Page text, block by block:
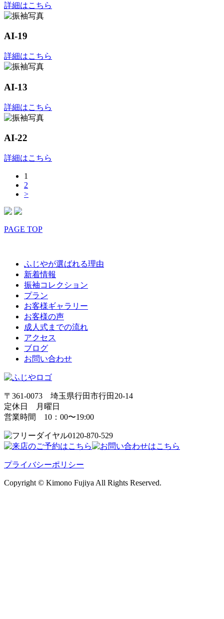
詳細はこちら
AI-19
詳細はこちら
AI-13
詳細はこちら
AI-22
詳細はこちら
1
2
>
PAGE TOP
ふじやが選ばれる理由
新着情報
振袖コレクション
プラン
お客様ギャラリー
お客様の声
成人式までの流れ
アクセス
ブログ
お問い合わせ
〒361-0073 埼玉県行田市行田20-14
定休日 月曜日
営業時間 10：00〜19:00
0120-870-529
プライバシーポリシー
Copyright © Kimono Fujiya All Rights Reserved.